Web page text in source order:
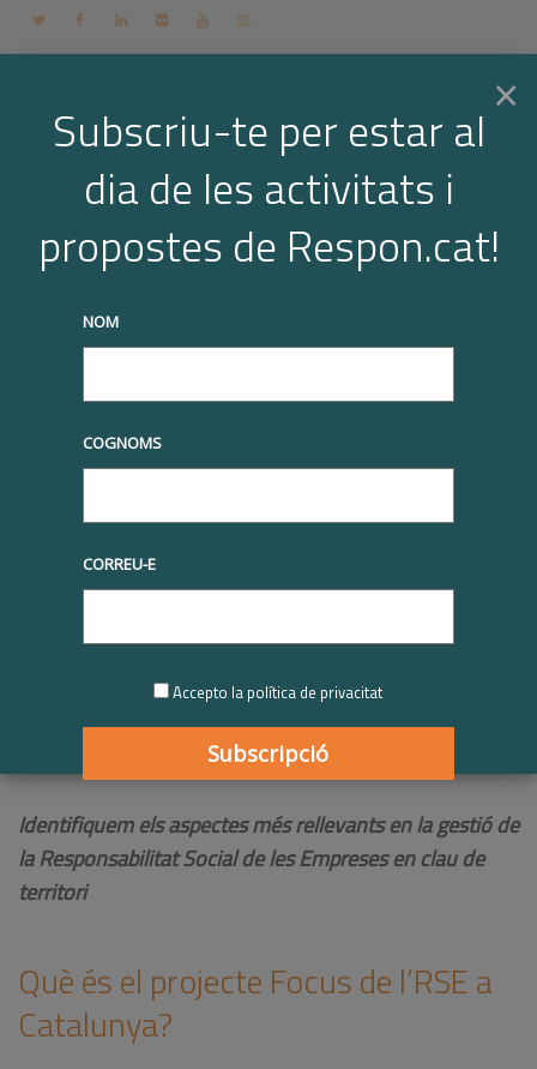
Contacte Espai membres Login CA
FOCUS
Home FOCUS truqueu-nos al +34 93 677 1000 info@respon.cat
Catalunya
Identifiquem els aspectes més rellevants en la gestió de
la Responsabilitat Social de les Empreses en clau de
territori
Què és el projecte Focus de l’RSE a
Catalunya?
×
Subscriu-te per estar al
dia de les activitats i
propostes de Respon.cat!
NOM
COGNOMS
CORREU-E
Accepto la política de privacitat